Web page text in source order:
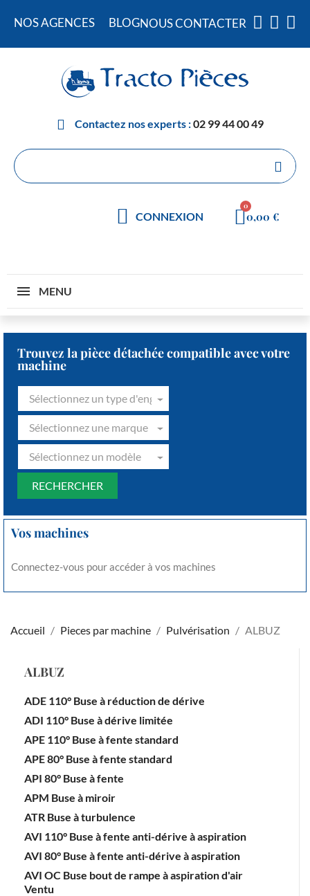
NOS AGENCES BLOGNOUS CONTACTER
Contactez nos experts :02 99 44 00 49
CONNEXION 0,00 €
MENU
Trouvez la pièce détachée compatible avec votre
machine
Sélectionnez un type d'engin
Sélectionnez une marque
Sélectionnez un modèle
Vos machines
Connectez-vous pour accéder à vos machines
Accueil Pieces par machine Pulvérisation ALBUZ
ALBUZ
ADE 110° Buse à réduction de dérive
ADI 110° Buse à dérive limitée
APE 110° Buse à fente standard
APE 80° Buse à fente standard
API 80° Buse à fente
APM Buse à miroir
ATR Buse à turbulence
AVI 110° Buse à fente anti-dérive à aspiration
AVI 80° Buse à fente anti-dérive à aspiration
AVI OC Buse bout de rampe à aspiration d'air
Ventu